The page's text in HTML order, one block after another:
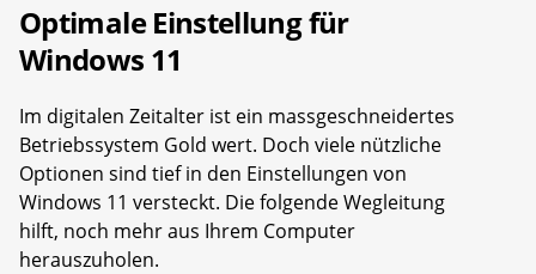
Optimale Einstellung für
Windows 11
Im digitalen Zeitalter ist ein massgeschneidertes
Betriebssystem Gold wert. Doch viele nützliche
Optionen sind tief in den Einstellungen von
Windows 11 versteckt. Die folgende Wegleitung
hilft, noch mehr aus Ihrem Computer
herauszuholen.